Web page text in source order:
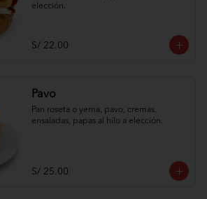
elección.
S/ 22.00
Pavo
Pan roseta o yema, pavo, cremas,
ensaladas, papas al hilo a elección.
S/ 25.00